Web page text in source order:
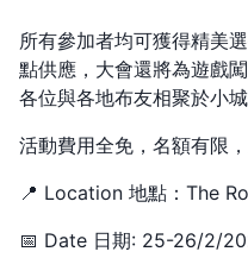
所有參加者均可獲得精美
點供應，大會還將為遊戲
各位與各地布友相聚於小城
活動費用全免，名額有限，
📍 Location 地點：The
📅 Date 日期: 25-26/2/